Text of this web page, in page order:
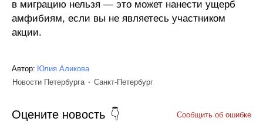
в миграцию нельзя — это может нанести ущерб
амфибиям, если вы не являетесь участником
акции.
Автор: Юлия Аликова
Новости Петербурга
Санкт-Петербург
Оцените новость Сообщить об ошибке